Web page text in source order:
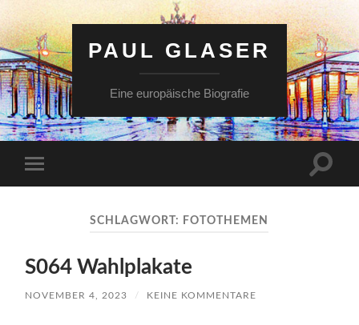
PAUL GLASER
Eine europäische Biografie
Menü
SCHLAGWORT: FOTOTHEMEN
S064 Wahlplakate
NOVEMBER 4, 2023 / KEINE KOMMENTARE